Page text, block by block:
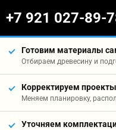
+7 921 027-89-
Готовим материалы
Отбираем древесину и
Корректируем проекты
Меняем планировку,
Уточняем